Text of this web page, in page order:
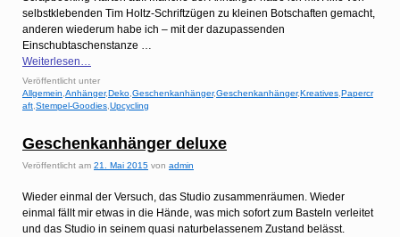
selbstklebenden Tim Holtz-Schriftzügen zu kleinen Botschaften gemacht,
anderen wiederum habe ich – mit der dazupassenden
Einschubtaschenstanze …
Weiterlesen…
Veröffentlicht unter
Allgemein Anhänger,Deko Geschenkanhänger,Geschenkanhänger,Kreatives Papercr
aft Stempel-Goodies Upcycling
Geschenkanhänger deluxe
Veröffentlicht am 21. Mai 2015 von admin
Wieder einmal der Versuch, das Studio zusammenräumen. Wieder
einmal fällt mir etwas in die Hände, was mich sofort zum Basteln verleitet
und das Studio in seinem quasi naturbelassenem Zustand belässt.